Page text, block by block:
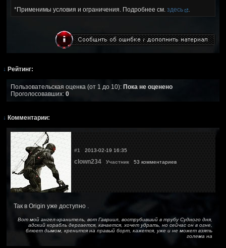
*Применимы условия и ограничения. Подробнее см. здесь .
↓ Рейтинг:
Пользовательская оценка (от 1 до 10): Пока не оценено
Проголосовавших: 0
↓ Комментарии:
#1 2013-02-19 16:35
clown234 Участник 53 комментариев
Так в Origin уже доступно .
Вот мой ангел-хранитель, вот Гавриил, вострубивший в трубу Судного дня,
адский корабль дергается, качается, хочет удрать, но сейчас он в огне,
блюет дымом, кренится на правый борт, кажется, уже и не может взять
голема на